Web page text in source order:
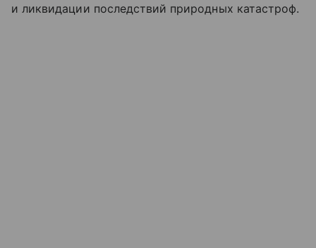
и ликвидации последствий природных катастроф.